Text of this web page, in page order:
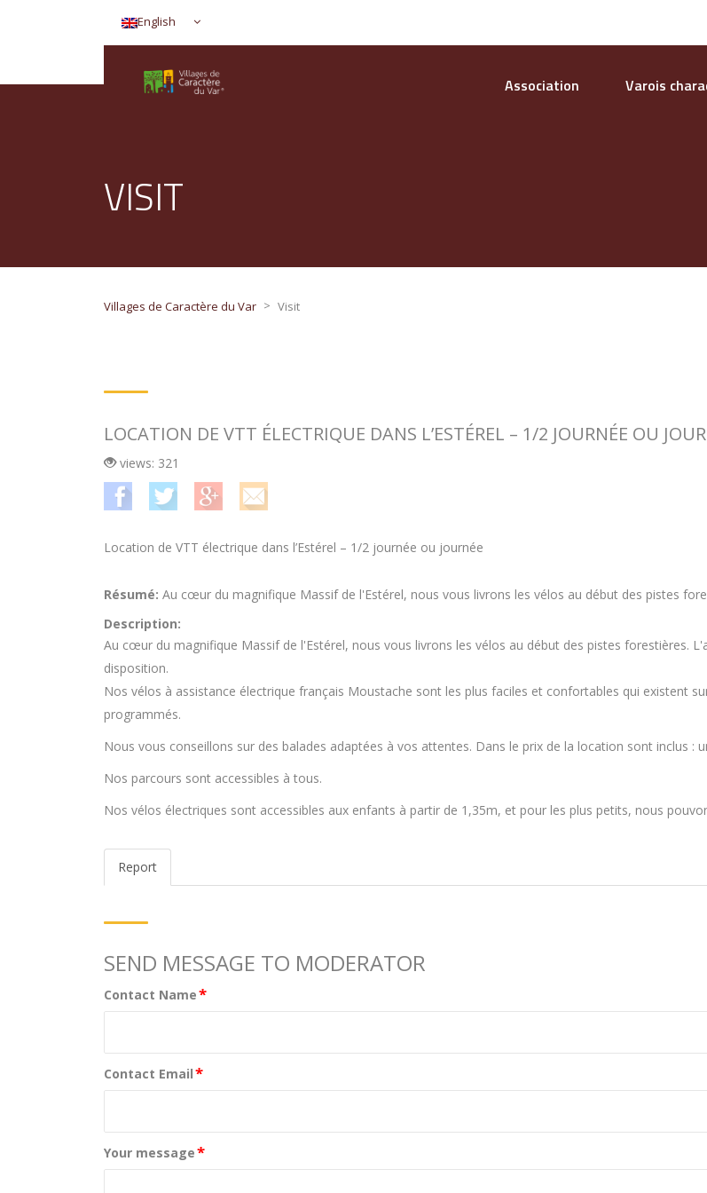
English
Association Varois
VISIT
Villages de Caractère du Var > Visit
LOCATION DE VTT ÉLECTRIQUE DANS L’ESTÉREL – 1/2 JOURNÉE OU
views: 321
Location de VTT électrique dans l’Estérel – 1/2 journée ou journée
Résumé: Au cœur du magnifique Massif de l'Estérel, nous vous livrons les vélos au début des pistes
Description:
Au cœur du magnifique Massif de l'Estérel, nous vous livrons les vélos au début des pistes forestières.
disposition.
Nos vélos à assistance électrique français Moustache sont les plus faciles et confortables qui existent
programmés.
Nous vous conseillons sur des balades adaptées à vos attentes. Dans le prix de la location sont inclus :
Nos parcours sont accessibles à tous.
Nos vélos électriques sont accessibles aux enfants à partir de 1,35m, et pour les plus petits, nous
Report
SEND MESSAGE TO MODERATOR
Contact Name*
Contact Email*
Your message*